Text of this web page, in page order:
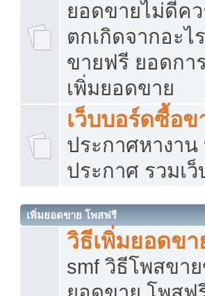
ยอดขายไม่ดีค
ตกเกิดจากอะไ
ขายฟรี ยอดกา
เพิ่มยอดขาย
เว็บบอร์ดซื้อข
ประกาศหางาน
ประกาศ รวมเ
เพิ่มยอดขาย โพสฟรี
วิธีเพิ่มยอดข
smf วิธีโพสขา